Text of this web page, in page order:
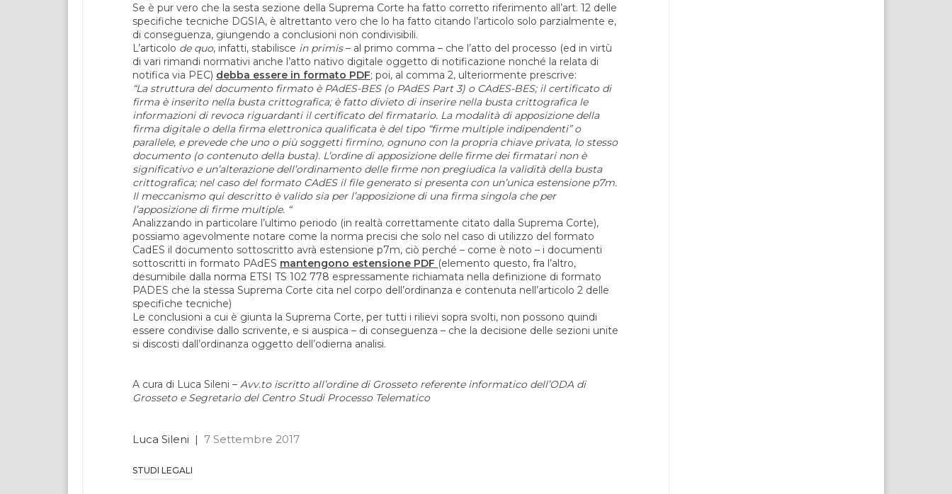
Se è pur vero che la sesta sezione della Suprema Corte ha fatto corretto riferimento all’art. 12 delle
specifiche tecniche DGSIA, è altrettanto vero che lo ha fatto citando l’articolo solo parzialmente e,
di conseguenza, giungendo a conclusioni non condivisibili.
L’articolo de quo, infatti, stabilisce in primis– al primo comma – che l’atto del processo (ed in virtù
di vari rimandi normativi anche l’atto nativo digitale oggetto di notificazione nonché la relata di
notifica via PEC) debba essere in formato PDF; poi, al comma 2, ulteriormente prescrive:
“La struttura del documento firmato è PAdES-BES (o PAdES Part 3) o CAdES-BES; il certificato di
firma è inserito nella busta crittografica; è fatto divieto di inserire nella busta crittografica le
informazioni di revoca riguardanti il certificato del firmatario. La modalità di apposizione della
firma digitale o della firma elettronica qualificata è del tipo “firme multiple indipendenti” o
parallele, e prevede che uno o più soggetti firmino, ognuno con la propria chiave privata, lo stesso
documento (o contenuto della busta). L’ordine di apposizione delle firme dei firmatari non è
significativo e un’alterazione dell’ordinamento delle firme non pregiudica la validità della busta
crittografica; nel caso del formato CAdES il file generato si presenta con un’unica estensione p7m.
Il meccanismo qui descritto è valido sia per l’apposizione di una firma singola che per
l’apposizione di firme multiple. “
Analizzando in particolare l’ultimo periodo (in realtà correttamente citato dalla Suprema Corte),
possiamo agevolmente notare come la norma precisi che solo nel caso di utilizzo del formato
CadES il documento sottoscritto avrà estensione p7m, ciò perché – come è noto – i documenti
sottoscritti in formato PAdES mantengono estensione PDF (elemento questo, fra l’altro,
desumibile dalla norma ETSI TS 102 778 espressamente richiamata nella definizione di formato
PADES che la stessa Suprema Corte cita nel corpo dell’ordinanza e contenuta nell’articolo 2 delle
specifiche tecniche)
Le conclusioni a cui è giunta la Suprema Corte, per tutti i rilievi sopra svolti, non possono quindi
essere condivise dallo scrivente, e si auspica – di conseguenza – che la decisione delle sezioni unite
si discosti dall’ordinanza oggetto dell’odierna analisi.
A cura di Luca Sileni – Avv.to iscritto all’ordine di Grosseto referente informatico dell’ODA di
Grosseto e Segretario del Centro Studi Processo Telematico
Luca Sileni | 7 Settembre 2017
STUDI LEGALI